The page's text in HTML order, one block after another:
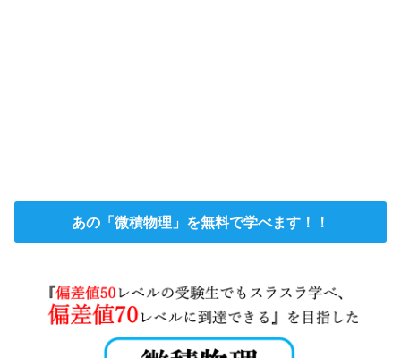
あの「微積物理」を無料で学べます！！